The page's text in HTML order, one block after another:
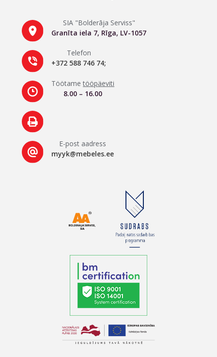
SIA "Bolderāja Serviss"
Granīta iela 7, Rīga, LV-1057
Telefon
+372 588 746 74;
Töötametööpäeviti
8.00 – 16.00
E-post aadress
myyk@mebeles.ee